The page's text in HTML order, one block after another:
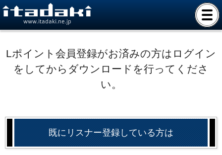
www.itadaki.ne.jp
Lポイント会員登録がお済みの方はログイン
をしてからダウンロードを行ってくださ
い。
既にリスナー登録している方は